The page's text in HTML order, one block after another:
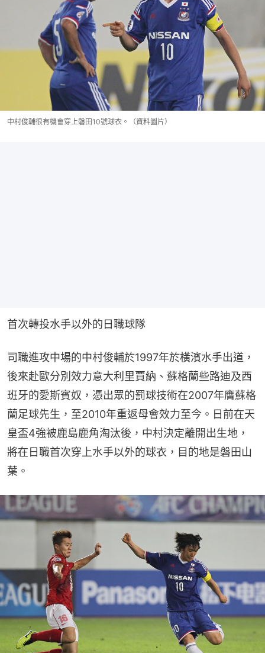
中村俊輔很有機會穿上磐田10號球衣。（資料圖片）
首次轉投水手以外的日職球隊
司職進攻中場的中村俊輔於1997年於橫濱水手出道，
後來赴歐分別效力意大利里賈納、蘇格蘭些路迪及西
班牙的愛斯賓奴，憑出眾的罰球技術在2007年膺蘇格
蘭足球先生，至2010年重返母會效力至今。日前在天
皇盃4強被鹿島鹿角淘汰後，中村決定離開出生地，
將在日職首次穿上水手以外的球衣，目的地是磐田山
葉。